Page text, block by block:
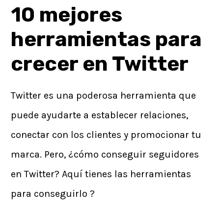
10 mejores
herramientas para
crecer en Twitter
Twitter es una poderosa herramienta que
puede ayudarte a establecer relaciones,
conectar con los clientes y promocionar tu
marca. Pero, ¿cómo conseguir seguidores
en Twitter? Aquí tienes las herramientas
para conseguirlo ?